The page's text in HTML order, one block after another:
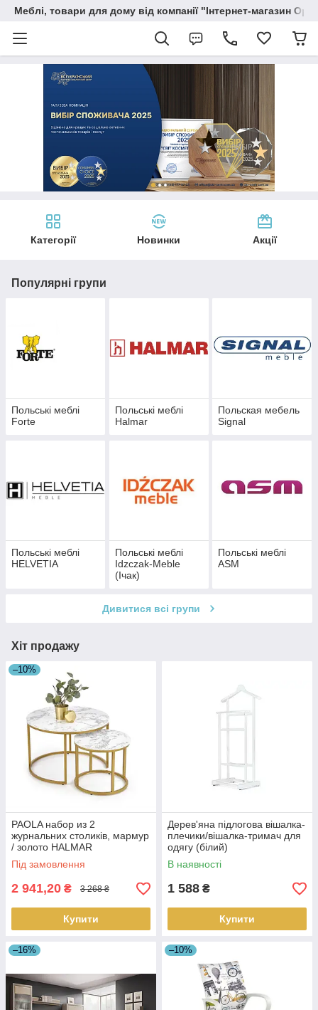
Меблі, товари для дому від компанії "Інтернет-магазин
Категорії Новинки Акції
Популярні групи
Польські меблі
Forte
Польські меблі
Halmar
Польская мебель
Signal
Польські меблі
HELVETIA
Польські меблі
Idzczak-Meble
(Ічак)
Польські меблі
ASM
Дивитися всі групи
Хіт продажу
–10%
PAOLA набор из 2
журнальних столиків, мармур
/ золото HALMAR
Під замовлення
2 941,20 ₴ 3 268 ₴
Купити
Дерев'яна підлогова вішалка-
плечики/вішалка-тримач для
одягу (білий)
В наявності
1 588 ₴
Купити
–16% –10%